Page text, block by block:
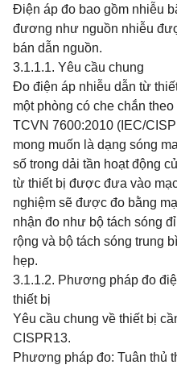
Điện áp đo bao gồm nhiễu
đương như nguồn nhiễu
bán dẫn nguồn.
3.1.1.1. Yêu cầu chung
Đo điện áp nhiễu dẫn từ
một phòng có che chắn
TCVN 7600:2010 (IEC/
mong muốn là dạng sóng
số trong dải tần hoạt động
từ thiết bị được đưa vào
nghiệm sẽ được đo bằng
nhận đo như bộ tách sóng
rộng và bộ tách sóng trung
hẹp.
3.1.1.2. Phương pháp đo
thiết bị
Yêu cầu chung về thiết bị
CISPR13.
Phương pháp đo: Tuân thủ